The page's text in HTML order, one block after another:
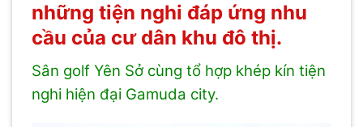
những tiện nghi đáp ứng nhu
cầu của cư dân khu đô thị.
Sân golf Yên Sở cùng tổ hợp khép kín tiện
nghi hiện đại Gamuda city.